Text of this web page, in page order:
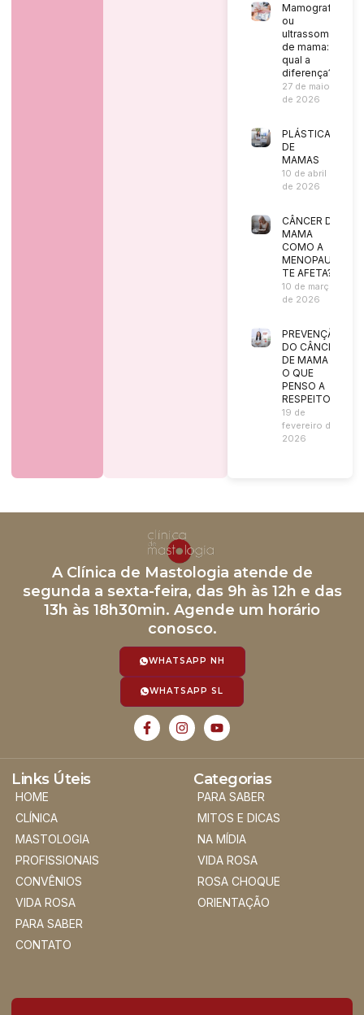
Mamografia
ou
ultrassom
de mama:
qual a
diferença?
27 de maio
de 2026
PLÁSTICA
DE
MAMAS
10 de abril
de 2026
CÂNCER DE
MAMA
COMO A
MENOPAUSA
TE AFETA?
10 de março
de 2026
PREVENÇÃO
DO CÂNCER
DE MAMA |
O QUE
PENSO A
RESPEITO?
19 de
fevereiro de
2026
A Clínica de Mastologia atende de
segunda a sexta-feira, das 9h às 12h e das
13h às 18h30min. Agende um horário
conosco.
WHATSAPP NH
WHATSAPP SL
Links Úteis
HOME
CLÍNICA
MASTOLOGIA
PROFISSIONAIS
CONVÊNIOS
VIDA ROSA
PARA SABER
CONTATO
Categorias
PARA SABER
MITOS E DICAS
NA MÍDIA
VIDA ROSA
ROSA CHOQUE
ORIENTAÇÃO